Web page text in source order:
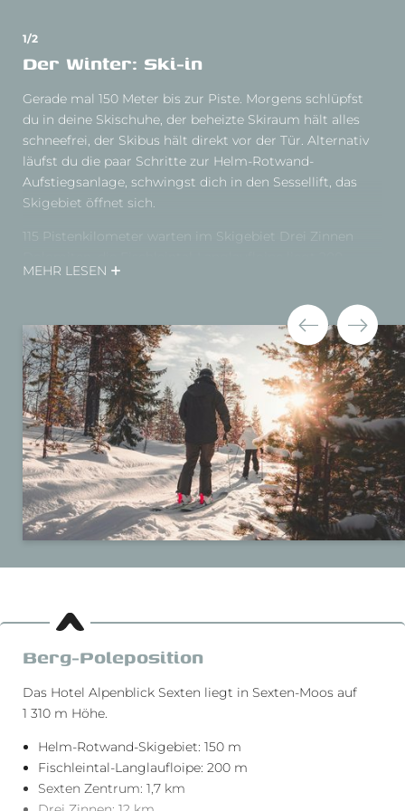
1/2
Der Winter: Ski-in
Gerade mal 150 Meter bis zur Piste. Morgens schlüpfst
du in deine Skischuhe, der beheizte Skiraum hält alles
schneefrei, der Skibus hält direkt vor der Tür. Alternativ
läufst du die paar Schritte zur Helm-Rotwand-
Aufstiegsanlage, schwingst dich in den Sessellift, das
Skigebiet öffnet sich.
115 Pistenkilometer warten im Skigebiet Drei Zinnen
Meter entfernt, 200 Kilometer gespurte Loipen ziehen
Abends kehrst du direkt ins Wellness-Bergdörfl ein, die
Muskeln entspannen in der Sauna, das Gourmetmenü
belohnt den Tag.
MEHR LESEN
Berg-Poleposition
Das Hotel Alpenblick Sexten liegt in Sexten-Moos auf
1 310 m Höhe.
Helm-Rotwand-Skigebiet: 150 m
Fischleintal-Langlaufloipe: 200 m
Sexten Zentrum: 1,7 km